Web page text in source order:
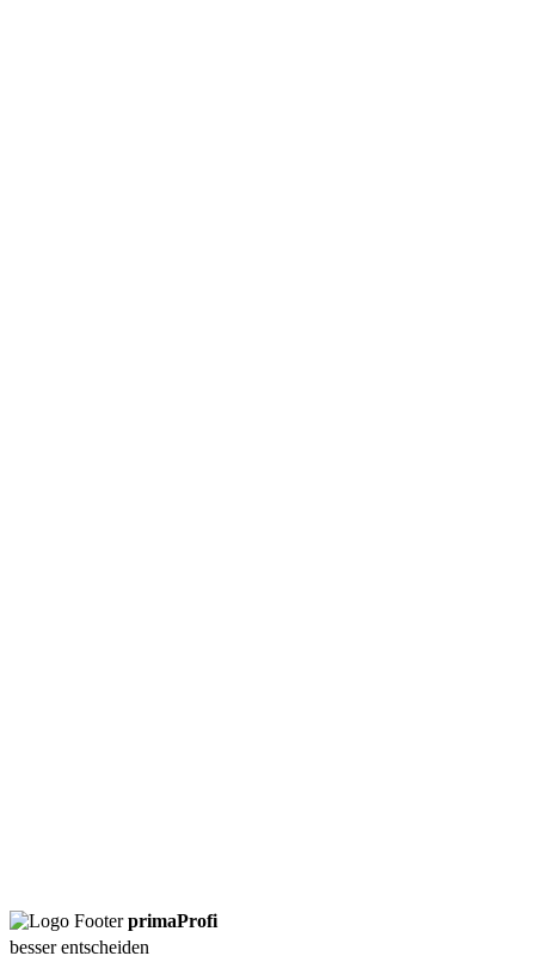
Tipp: Wählen Sie eine Leistung, um Anbieter in Ihrer Region zu
primaProfi
besser entscheiden